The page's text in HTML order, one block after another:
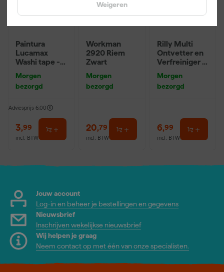
Weigeren
Paintura
Lucamax
Washi tape -
Morgen
bezorgd
Adviesprijs 6,00
3,99
incl. BTW
Workman
2920 Riem
Zwart
Morgen
bezorgd
20,79
incl. BTW
Rilly Multi
Ontvetter en
Verfreiniger –
Morgen
bezorgd
6,99
incl. BTW
Jouw account
Log-in en beheer je bestellingen en gegevens
Nieuwsbrief
Inschrijven wekelijkse nieuwsbrief
Wij helpen je graag
Neem contact op met één van onze specialisten.